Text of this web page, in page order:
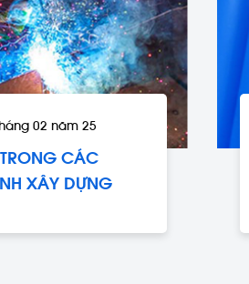
02 năm 25
CÁC
XÂY DỰNG